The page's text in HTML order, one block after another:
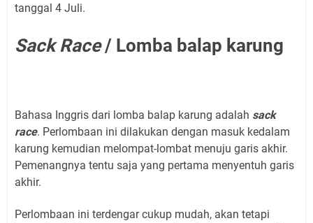
tanggal 4 Juli.
Sack Race/ Lomba balap karung
Bahasa Inggris dari lomba balap karung adalah sack
race. Perlombaan ini dilakukan dengan masuk kedalam
karung kemudian melompat-lombat menuju garis akhir.
Pemenangnya tentu saja yang pertama menyentuh garis
akhir.
Perlombaan ini terdengar cukup mudah, akan tetapi